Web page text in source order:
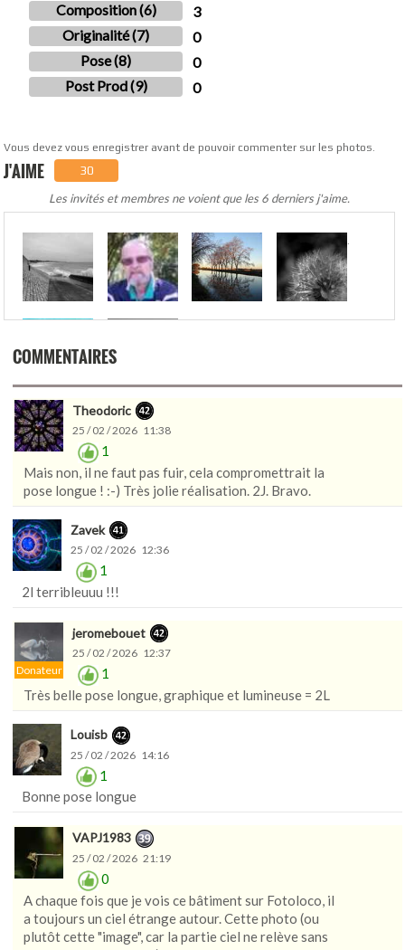
Composition (6)
3
Originalité (7)
0
Pose (8)
0
Post Prod (9)
0
Vous devez vous enregistrer avant de pouvoir commenter sur les photos.
J'AIME 30
Les invités et membres ne voient que les 6 derniers j'aime.
.
COMMENTAIRES
Theodoric
25 / 02 / 2026 11:38
1
Mais non, il ne faut pas fuir, cela compromettrait la
pose longue ! :-) Très jolie réalisation. 2J. Bravo.
Zavek
25 / 02 / 2026 12:36
1
2l terribleuuu !!!
Donateur
jeromebouet
25 / 02 / 2026 12:37
1
Très belle pose longue, graphique et lumineuse = 2L
Louisb
25 / 02 / 2026 14:16
1
Bonne pose longue
VAPJ1983
25 / 02 / 2026 21:19
0
A chaque fois que je vois ce bâtiment sur Fotoloco, il
a toujours un ciel étrange autour. Cette photo (ou
plutôt cette "image", car la partie ciel ne relève sans